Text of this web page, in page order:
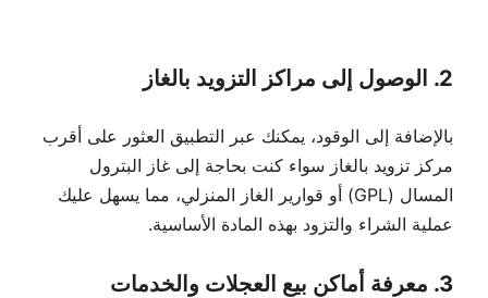
2. الوصول إلى مراكز التزويد بالغاز
بالإضافة إلى الوقود، يمكنك عبر التطبيق العثور على أقرب
مركز تزويد بالغاز سواء كنت بحاجة إلى غاز البترول
المسال (GPL) أو قوارير الغاز المنزلي، مما يسهل عليك
عملية الشراء والتزود بهذه المادة الأساسية.
3. معرفة أماكن بيع العجلات والخدمات